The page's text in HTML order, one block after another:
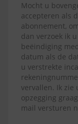
Mocht u
accepteren als
abonnement,
dan verzoek ik
beëindiging
datum als de
u verstrekte
vervallen. Ik zie
opzegging
mail versturen